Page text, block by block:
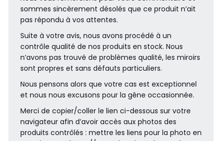
sommes sincèrement désolés que ce produit n’ait
pas répondu à vos attentes.
Suite à votre avis, nous avons procédé à un
contrôle qualité de nos produits en stock. Nous
n’avons pas trouvé de problèmes qualité, les miroirs
sont propres et sans défauts particuliers.
Nous pensons alors que votre cas est exceptionnel
et nous nous excusons pour la gêne occasionnée.
Merci de copier/coller le lien ci-dessous sur votre
navigateur afin d’avoir accès aux photos des
produits contrôlés : mettre les liens pour la photo en